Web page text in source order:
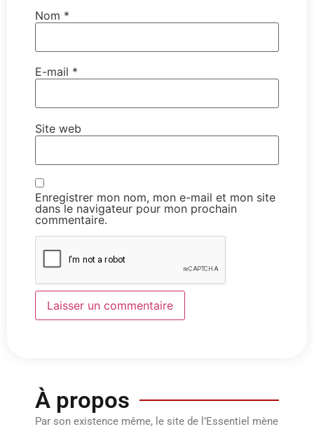
Nom *
E-mail *
Site web
Enregistrer mon nom, mon e-mail et mon site
dans le navigateur pour mon prochain
commentaire.
À propos
Par son existence même, le site de l’Essentiel mène